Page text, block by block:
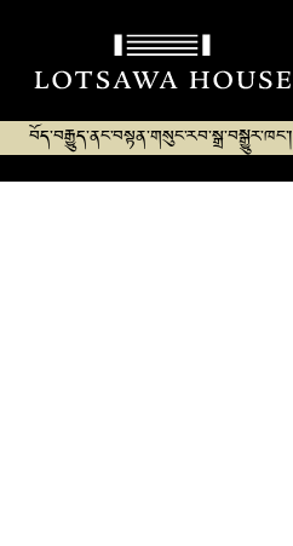
བོད་བརྒྱུད་ནང་བསྟན་གསུང་རབ་སྒྲ་བསྒྱུར་ཁང་།